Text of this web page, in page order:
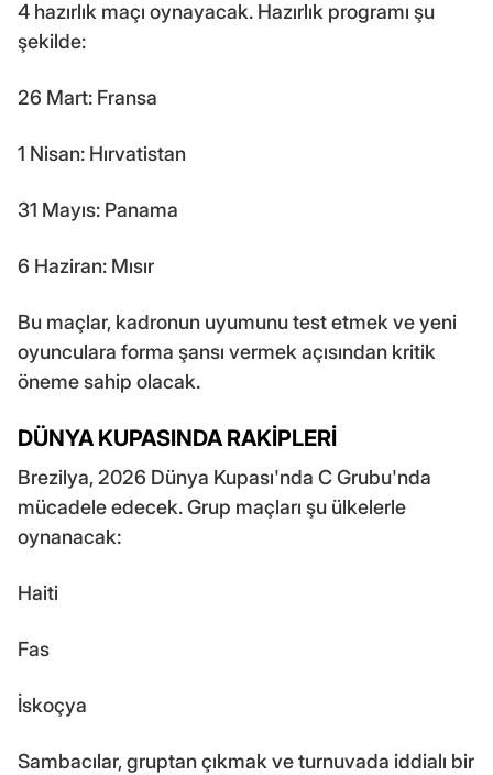
4 hazırlık maçı oynayacak. Hazırlık programı şu
şekilde:
26 Mart: Fransa
1 Nisan: Hırvatistan
31 Mayıs: Panama
6 Haziran: Mısır
Bu maçlar, kadronun uyumunu test etmek ve yeni
oyunculara forma şansı vermek açısından kritik
öneme sahip olacak.
DÜNYA KUPASINDA RAKİPLERİ
Brezilya, 2026 Dünya Kupası'nda C Grubu'nda
mücadele edecek. Grup maçları şu ülkelerle
oynanacak:
Haiti
Fas
İskoçya
Sambacılar, gruptan çıkmak ve turnuvada iddialı bir